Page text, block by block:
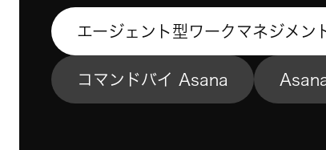
エージェント型ワークマネジメン
コマンドバイ Asana